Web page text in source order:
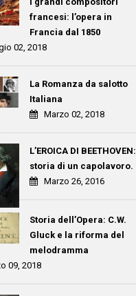
francesi: l’opera in
Francia dal 1850
02, 2018
La Romanza da salotto
Italiana
Marzo 02, 2018
L’EROICA DI BEETHOVEN:
storia di un capolavoro.
Marzo 26, 2016
Storia dell’Opera: C.W.
Gluck e la riforma del
melodramma
09, 2018